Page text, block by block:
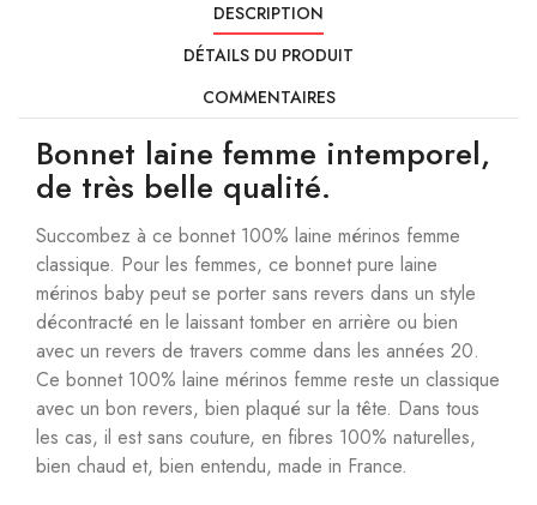
DESCRIPTION
DÉTAILS DU PRODUIT
COMMENTAIRES
Bonnet laine femme intemporel,
de très belle qualité.
Succombez à ce bonnet 100% laine mérinos femme
classique. Pour les femmes, ce bonnet pure laine
mérinos baby peut se porter sans revers dans un style
décontracté en le laissant tomber en arrière ou bien
avec un revers de travers comme dans les années 20.
Ce bonnet 100% laine mérinos femme reste un classique
avec un bon revers, bien plaqué sur la tête. Dans tous
les cas, il est sans couture, en fibres 100% naturelles,
bien chaud et, bien entendu, made in France.